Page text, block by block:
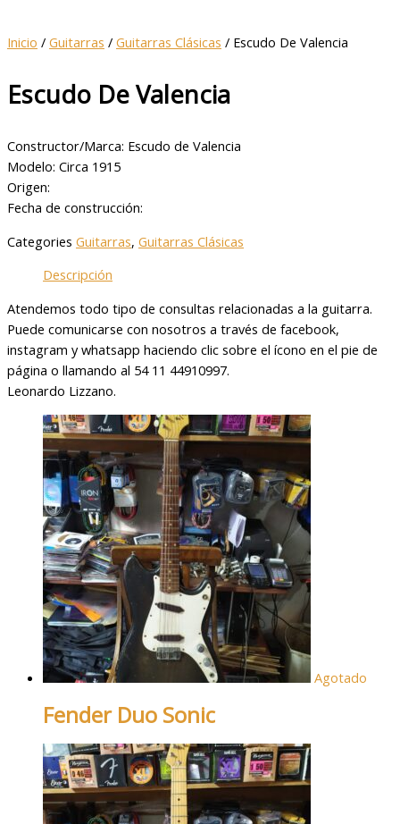
Inicio / Guitarras / Guitarras Clásicas / Escudo De Valencia
Escudo De Valencia
Constructor/Marca: Escudo de Valencia
Modelo: Circa 1915
Origen:
Fecha de construcción:
Categories Guitarras, Guitarras Clásicas
Descripción
Atendemos todo tipo de consultas relacionadas a la guitarra.
Puede comunicarse con nosotros a través de facebook,
instagram y whatsapp haciendo clic sobre el ícono en el pie de
página o llamando al 54 11 44910997.
Leonardo Lizzano.
Agotado
Fender Duo Sonic